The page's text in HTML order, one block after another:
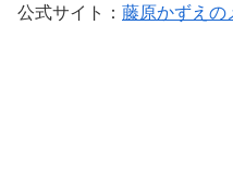
公式サイト： 藤原かずえの